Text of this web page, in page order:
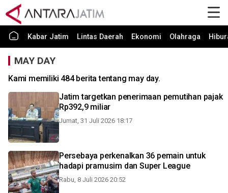
Kabar Jatim Lintas Daerah Ekonomi Olahraga
MAY DAY
Kami memiliki 484 berita tentang may day.
Jatim targetkan penerimaan pemutihan pajak
Rp392,9 miliar
Jumat, 31 Juli 2026 18:17
Persebaya perkenalkan 36 pemain untuk
hadapi pramusim dan Super League
Rabu, 8 Juli 2026 20:52